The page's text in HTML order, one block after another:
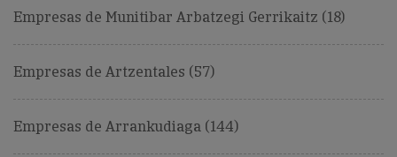
Empresas de Munitibar Arbatzegi Gerrikaitz (18)
Empresas de Artzentales (57)
Empresas de Arrankudiaga (144)